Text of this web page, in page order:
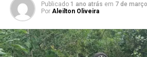
Publicado 1 ano atrás em 7 de
Por Aleilton Oliveira